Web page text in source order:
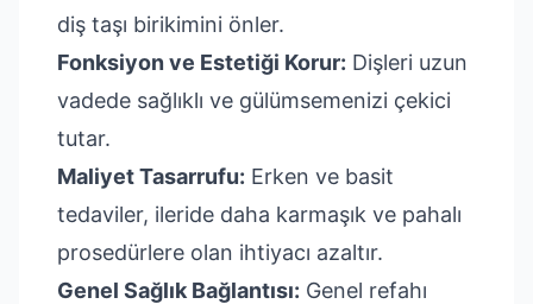
diş taşı birikimini önler.
Fonksiyon ve Estetiği Korur: Dişleri uzun
vadede sağlıklı ve gülümsemenizi çekici
tutar.
Maliyet Tasarrufu: Erken ve basit
tedaviler, ileride daha karmaşık ve pahalı
prosedürlere olan ihtiyacı azaltır.
Genel Sağlık Bağlantısı: Genel refahı